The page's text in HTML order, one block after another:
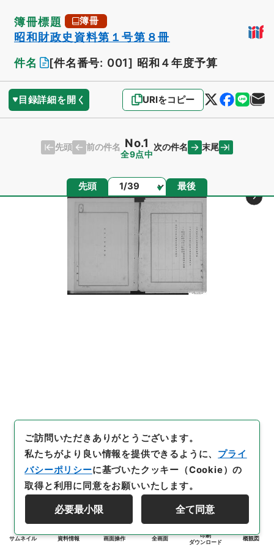
簿冊標題 簿冊
昭和財政史資料第１号第８冊
件名
[件名番号: 001] 昭和４年度予算
目録詳細を開く URIをコピー
先頭 前の件名 No.1
全9点中
次の件名 末尾
先頭 ページ 最後
サムネイル 資料情報 画面操作 全画面
印刷
ダウンロード
概観図
ご訪問いただきありがとうございます。
私たちがより良い情報を提供できるように、 プライ
バシーポリシーに基づいたクッキー（Cookie）の
取得と利用に同意をお願いいたします。
必要最小限 全て同意